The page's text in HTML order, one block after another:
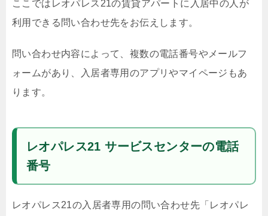
ここではレオパレス21の賃貸アパートに入居中の人が
利用できる問い合わせ先をお伝えします。
問い合わせ内容によって、複数の電話番号やメールフ
ォームがあり、入居者専用のアプリやマイページもあ
ります。
レオパレス21 サービスセンターの電話
番号
レオパレス21の入居者専用の問い合わせ先「レオパレ